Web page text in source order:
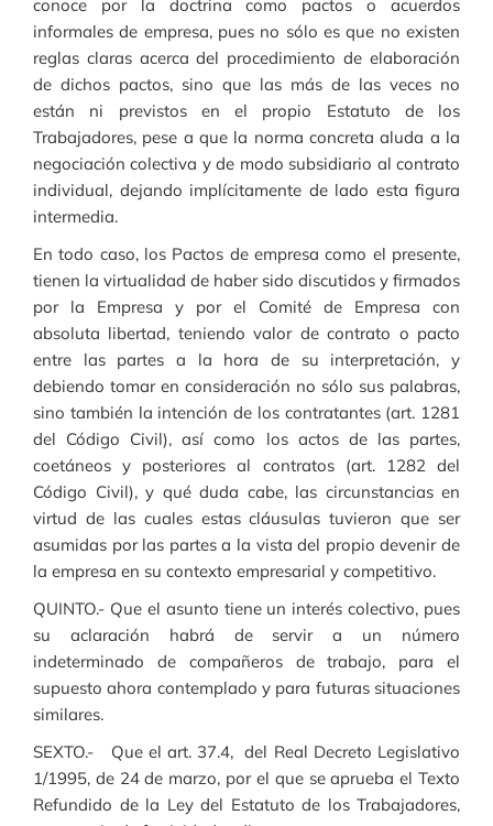
conoce por la doctrina como pactos o acuerdos
informales de empresa, pues no sólo es que no existen
reglas claras acerca del procedimiento de elaboración
de dichos pactos, sino que las más de las veces no
están ni previstos en el propio Estatuto de los
Trabajadores, pese a que la norma concreta aluda a la
negociación colectiva y de modo subsidiario al contrato
individual, dejando implícitamente de lado esta figura
intermedia.
En todo caso, los Pactos de empresa como el presente,
tienen la virtualidad de haber sido discutidos y firmados
por la Empresa y por el Comité de Empresa con
absoluta libertad, teniendo valor de contrato o pacto
entre las partes a la hora de su interpretación, y
debiendo tomar en consideración no sólo sus palabras,
sino también la intención de los contratantes (art. 1281
del Código Civil), así como los actos de las partes,
coetáneos y posteriores al contratos (art. 1282 del
Código Civil), y qué duda cabe, las circunstancias en
virtud de las cuales estas cláusulas tuvieron que ser
asumidas por las partes a la vista del propio devenir de
la empresa en su contexto empresarial y competitivo.
QUINTO.- Que el asunto tiene un interés colectivo, pues
su aclaración habrá de servir a un número
indeterminado de compañeros de trabajo, para el
supuesto ahora contemplado y para futuras situaciones
similares.
SEXTO.- Que el art. 37.4, del Real Decreto Legislativo
1/1995, de 24 de marzo, por el que se aprueba el Texto
Refundido de la Ley del Estatuto de los Trabajadores,